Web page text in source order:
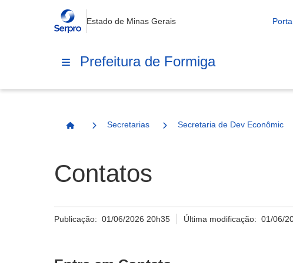
Estado de Minas Gerais
Prefeitura de Formiga
Página Inicial
Secretarias Secretaria de Dev Econômico
Contatos
Publicação: 01/06/2026 20h35 Última modificação:01/06/